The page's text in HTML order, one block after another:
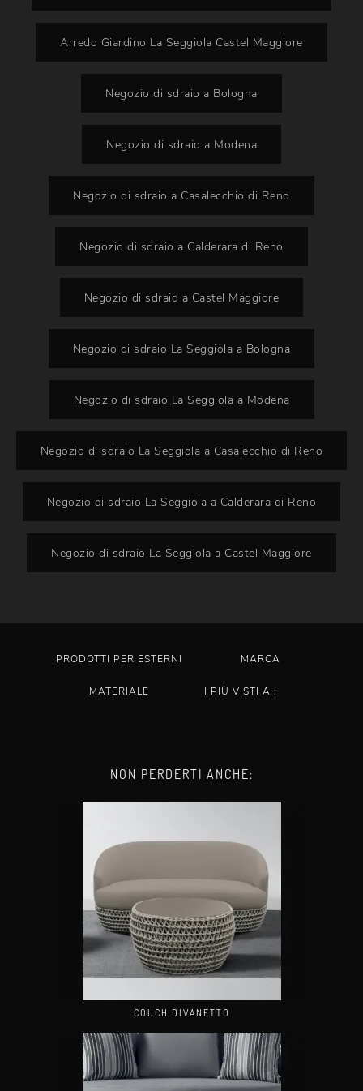
Arredo Giardino La Seggiola Castel Maggiore
Negozio di sdraio a Bologna
Negozio di sdraio a Modena
Negozio di sdraio a Casalecchio di Reno
Negozio di sdraio a Calderara di Reno
Negozio di sdraio a Castel Maggiore
Negozio di sdraio La Seggiola a Bologna
Negozio di sdraio La Seggiola a Modena
Negozio di sdraio La Seggiola a Casalecchio di Reno
Negozio di sdraio La Seggiola a Calderara di Reno
Negozio di sdraio La Seggiola a Castel Maggiore
PRODOTTI PER ESTERNI MARCA
MATERIALE I PIÙ VISTI A :
NON PERDERTI ANCHE:
COUCH DIVANETTO